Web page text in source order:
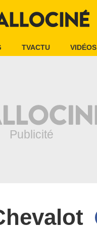
TVACTU VIDÉOS